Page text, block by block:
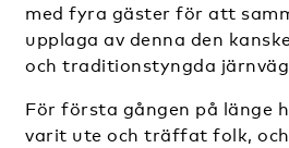
med fyra gäster för att
upplaga av denna den
och traditionstyngda
För första gången på länge
varit ute och träffat folk,